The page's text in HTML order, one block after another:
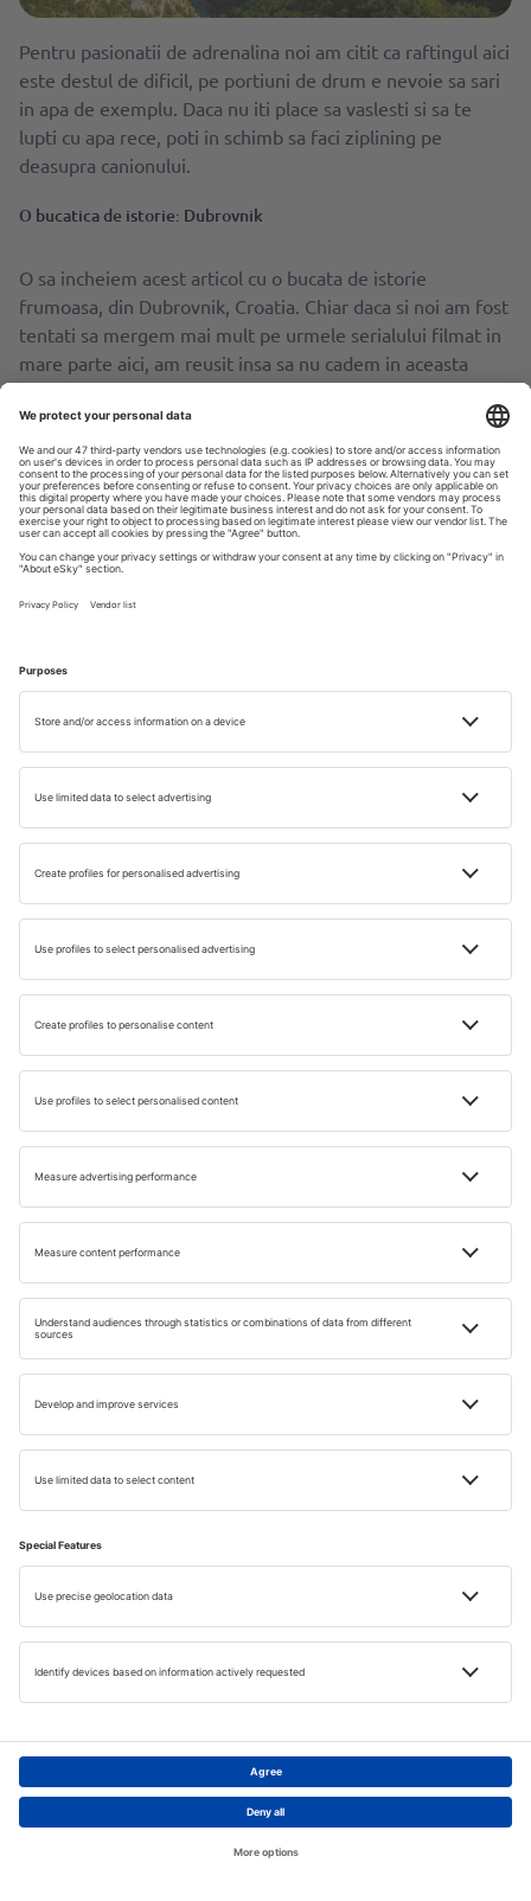
Pentru pasionatii de adrenalina noi am citit ca raftingul aici
este destul de dificil, pe portiuni de drum e nevoie sa sari
in apa de exemplu. Daca nu iti place sa vaslesti si sa te
lupti cu apa rece, poti in schimb sa faci ziplining pe
deasupra canionului.
O bucatica de istorie: Dubrovnik
O sa incheiem acest articol cu o bucata de istorie
frumoasa, din Dubrovnik, Croatia. Chiar daca si noi am fost
tentati sa mergem mai mult pe urmele serialului filmat in
mare parte aici, am reusit insa sa nu cadem in aceasta
fie un exemplu de urmat.
Micutul orasel are putin peste 40.000 de locuitori, si
descoperit arta diplomatiei inca din secolul 18 cand aveau
peste 85 de consulate responsabile cu mentinerea
relatiilor amiabile si negocierile comerciale.
Tot Dubrovnik a abolit sclavia inca din anul 1416. Prin
comparatie, in Statele Unite sclavia a fost abolita in 1865.
Alte lucruri interesante despre fosta republica: Sistemul
de canalizare a fost montat in 1296 si este functional si